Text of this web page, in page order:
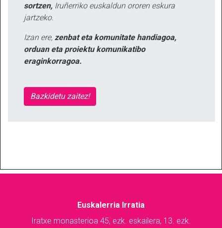
sortzen, Iruñerriko euskaldun ororen eskura
jartzeko.
Izan ere, zenbat eta komunitate handiagoa,
orduan eta proiektu komunikatibo
eraginkorragoa.
Bazkidetu zaitez!
Euskalerria Irratia
Iratxe monasterioa 45, ezk. eskailera, 13. ezk.